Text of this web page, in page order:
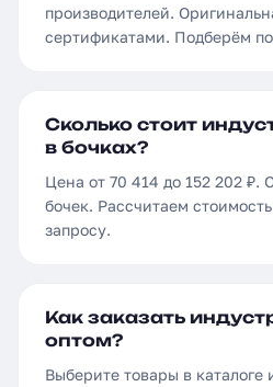
производителей.
сертификатами. Подберём
Сколько стоит
в бочках?
Цена от 70 414 до 152 202 ₽.
бочек. Рассчитаем
запросу.
Как заказать
оптом?
Выберите товары в